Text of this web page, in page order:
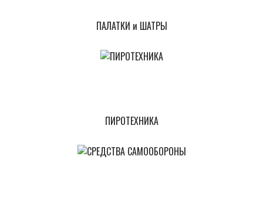
ПАЛАТКИ и ШАТРЫ
ПИРОТЕХНИКА